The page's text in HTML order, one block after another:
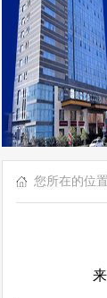
您所在的位